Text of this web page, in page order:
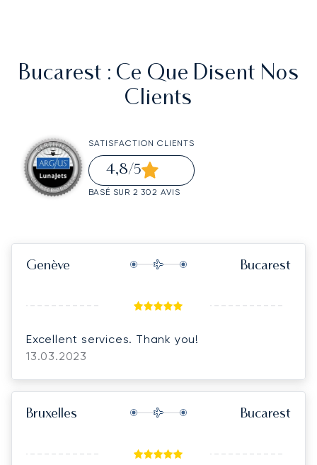
Bucarest : Ce Que Disent Nos
Clients
SATISFACTION CLIENTS
4,8/5
BASÉ SUR 2 302 AVIS
Genève Bucarest
Excellent services. Thank you!
13.03.2023
Bruxelles Bucarest